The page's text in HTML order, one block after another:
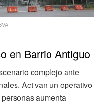
en Barrio Antiguo
complejo ante
Activan un operativo
aumenta